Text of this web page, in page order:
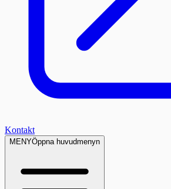
Kontakt
MENYÖppna huvudmenyn